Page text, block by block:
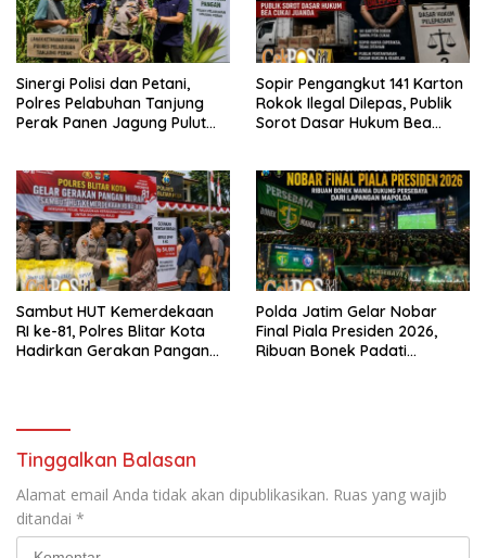
Sinergi Polisi dan Petani,
Polres Pelabuhan Tanjung
Perak Panen Jagung Pulut
Sopir Pengangkut 141 Karton
Rokok Ilegal Dilepas, Publik
Sorot Dasar Hukum Bea
Sambut HUT Kemerdekaan
RI ke-81, Polres Blitar Kota
Hadirkan Gerakan Pangan
Polda Jatim Gelar Nobar
Final Piala Presiden 2026,
Ribuan Bonek Padati
Tinggalkan Balasan
Alamat email Anda tidak akan dipublikasikan. Ruas yang wajib
ditandai *